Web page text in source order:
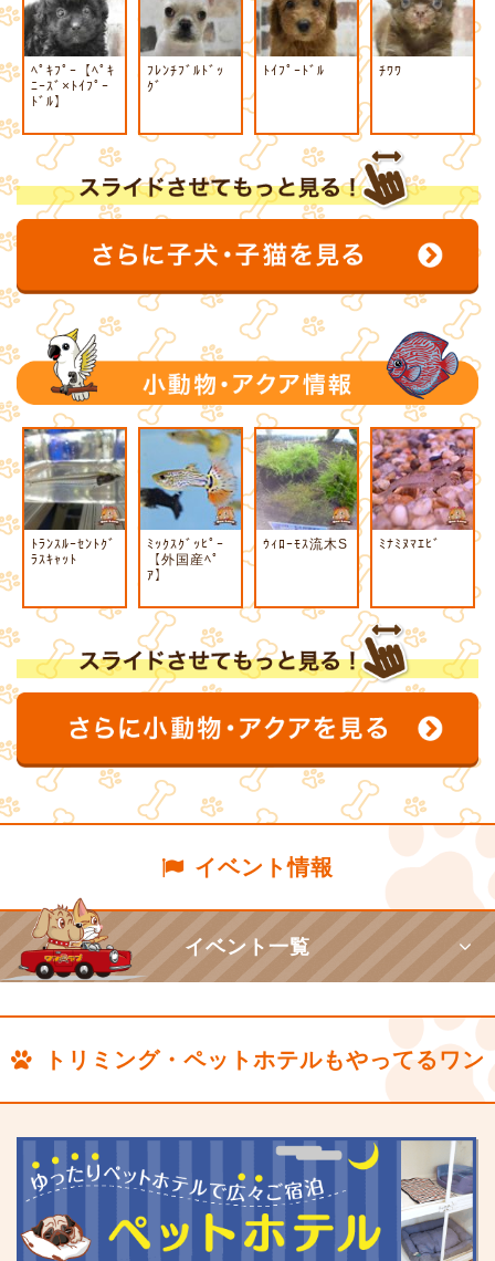
ﾍﾟｷﾌﾟｰ【ﾍﾟｷ
ﾆｰｽﾞ×ﾄｲﾌﾟｰ
ﾄﾞﾙ】
ﾌﾚﾝﾁﾌﾞﾙﾄﾞｯ
ｸﾞ
ﾄｲﾌﾟｰﾄﾞﾙ ﾁﾜﾜ
ﾄﾗﾝｽﾙｰｾﾝﾄｸﾞ
ﾗｽｷｬｯﾄ
ﾐｯｸｽｸﾞｯﾋﾟｰ
【外国産ﾍﾟ
ｱ】
ｳｨﾛｰﾓｽ流木S ﾐﾅﾐﾇﾏｴﾋﾞ
イベント情報
イベント一覧
トリミング・ペットホテルもやってるワン